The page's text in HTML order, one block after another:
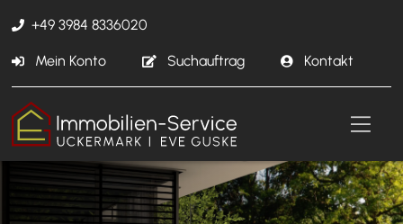
+49 3984 8336020
Mein Konto Suchauftrag Kontakt